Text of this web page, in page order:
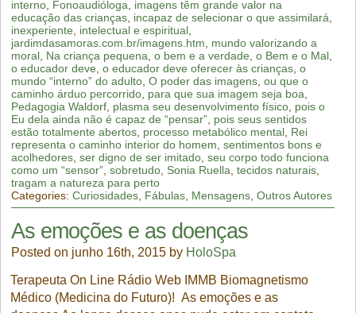
interno, Fonoaudióloga, imagens têm grande valor na
educação das crianças, incapaz de selecionar o que assimilará,
inexperiente, intelectual e espiritual,
jardimdasamoras.com.br/imagens.htm, mundo valorizando a
moral, Na criança pequena, o bem e a verdade, o Bem e o Mal,
o educador deve, o educador deve oferecer às crianças, o
mundo “interno” do adulto, O poder das imagens, ou que o
caminho árduo percorrido, para que sua imagem seja boa,
Pedagogia Waldorf, plasma seu desenvolvimento físico, pois o
Eu dela ainda não é capaz de “pensar”, pois seus sentidos
estão totalmente abertos, processo metabólico mental, Rei
representa o caminho interior do homem, sentimentos bons e
acolhedores, ser digno de ser imitado, seu corpo todo funciona
como um “sensor”, sobretudo, Sonia Ruella, tecidos naturais,
tragam a natureza para perto
Categories: Curiosidades, Fábulas, Mensagens, Outros Autores
As emoções e as doenças
Posted on junho 16th, 2015 by HoloSpa
Terapeuta On Line Rádio Web IMMB Biomagnetismo
Médico (Medicina do Futuro)! As emoções e as